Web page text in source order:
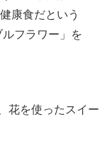
康食だという
フラワー」を
花を使ったスイー